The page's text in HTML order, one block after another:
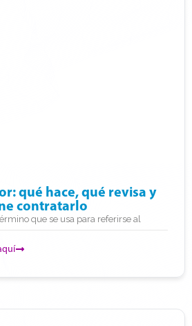
qué hace, qué revisa y
contratarlo
que se usa para referirse al